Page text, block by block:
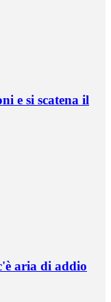
e si scatena il
aria di addio